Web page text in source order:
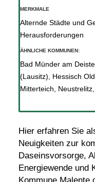
Hier erfahren Sie
Neuigkeiten zur
Daseinsvorsorge,
Energiewende und
MERKMALE
Alternde Städte und
Herausforderungen
ÄHNLICHE KOMMUNEN:
Bad Münder am
(Lausitz)
Hessisch
Mitterteich
Neustrelitz,